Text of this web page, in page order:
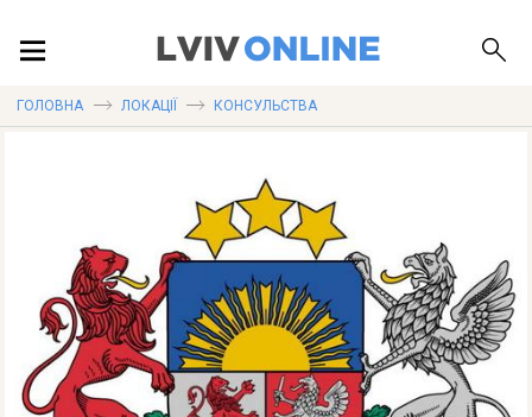
ПУБЛІКАЦІЇ
ГОЛОВНА ЛОКАЦІЇ КОНСУЛЬСТВА